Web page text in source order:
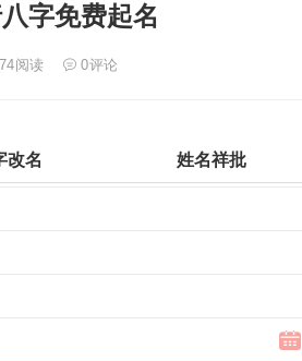
字免费起名
阅读 0评论
改名 姓名祥批